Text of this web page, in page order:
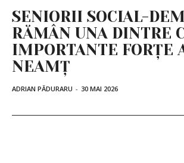
SENIORII SOCIAL-
RĂMÂN UNA DINTRE
IMPORTANTE FORȚE
NEAMȚ
ADRIAN PĂDURARU - 30 MAI 2026